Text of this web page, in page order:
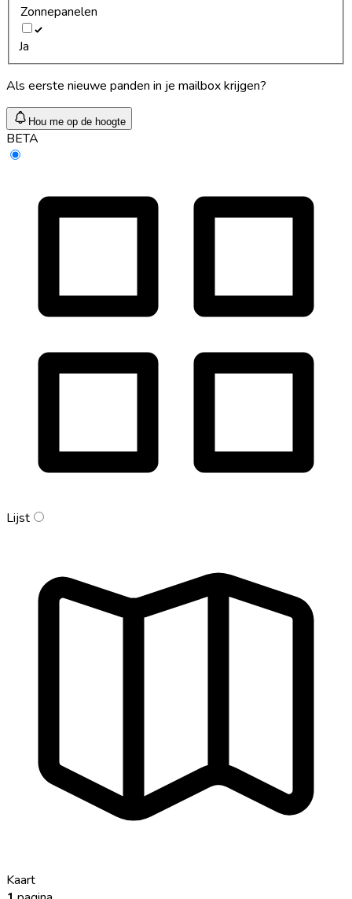
Zonnepanelen
Ja
Als eerste nieuwe panden in je mailbox krijgen?
Hou me op de hoogte
BETA
Lijst
Kaart